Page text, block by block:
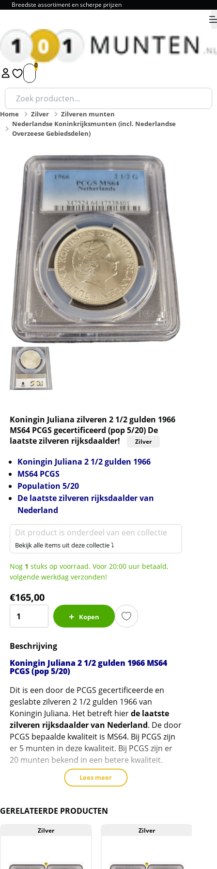
Breedste assortiment en scherpe prijzen
1 2 3 4 5 9.8
Zoeken
naar:
Home Zilver
Zilveren munten
Nederlandse Koninkrijksmunten (incl. Nederlandse
Overzeese Gebiedsdelen)
Koningin Juliana zilveren 2 1/2 gulden 1966
MS64 PCGS gecertificeerd (pop 5/20) De
laatste zilveren rijksdaalder!
Zilver
Koningin Juliana 2 1/2 gulden 1966
MS64 PCGS
Population 5/20
De laatste zilveren rijksdaalder van
Nederland
Dit product is onderdeel van een collectie
Bekijk alle items uit deze collectie ⤵
Nog 1 stuks op voorraad. Voor 20:00 uur betaald,
volgende werkdag verzonden!
€165,00
Juliana
2
1/2
gulden
MS64
PCGS
gecertificeerd
(pop
5/20)
De
Kopen
Beschrijving
Koningin Juliana 2 1/2 gulden 1966 MS64
PCGS (pop 5/20)
Dit is een door de PCGS gecertificeerde en
geslabte zilveren 2 1/2 gulden 1966 van
Koningin Juliana. Het betreft hierde laatste
zilveren rijksdaalder van Nederland. De door
PCGS bepaalde kwaliteit is MS64. Bij PCGS zijn
er 5 munten in deze kwaliteit. Bij PCGS zijn er
20 munten bekend in een betere kwaliteit.
Het certificaatnummer is 47538401 en
munt te controleren:
https://www.pcgs.com/cert/47538401
Lees meer
GERELATEERDE PRODUCTEN
Zilver Zilver